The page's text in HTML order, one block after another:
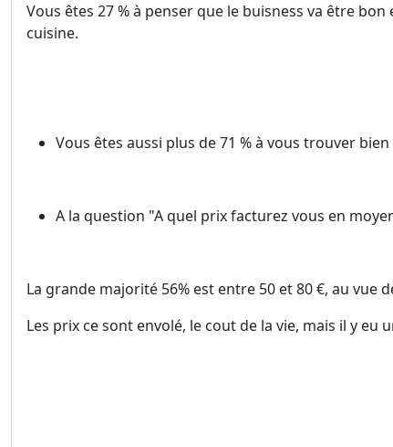
Vous êtes 27 % à penser que le buisness va être
cuisine.
Vous êtes aussi plus de 71 % à vous trouver
A la question "A quel prix facturez vous en
La grande majorité 56% est entre 50 et 80 €, au vue
Les prix ce sont envolé, le cout de la vie, mais il y